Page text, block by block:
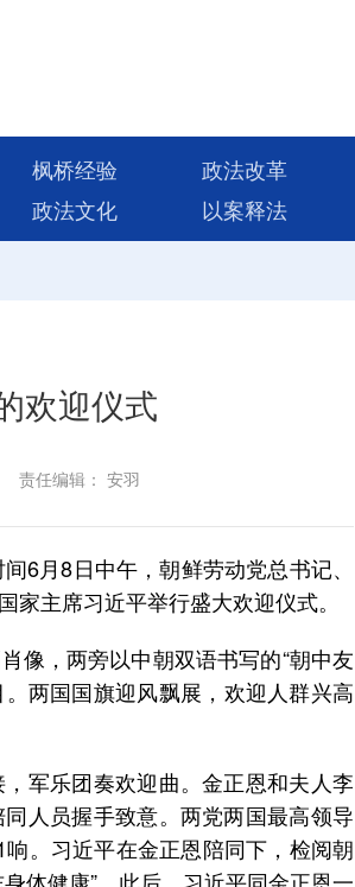
枫桥经验 政法改革
政法文化 以案释法
欢迎仪式
责任编辑： 安羽
月8日中午，朝鲜劳动党总书记、
主席习近平举行盛大欢迎仪式。
，两旁以中朝双语书写的“朝中友
两国国旗迎风飘展，欢迎人群兴高
军乐团奏欢迎曲。金正恩和夫人李
人员握手致意。两党两国最高领导
。习近平在金正恩陪同下，检阅朝